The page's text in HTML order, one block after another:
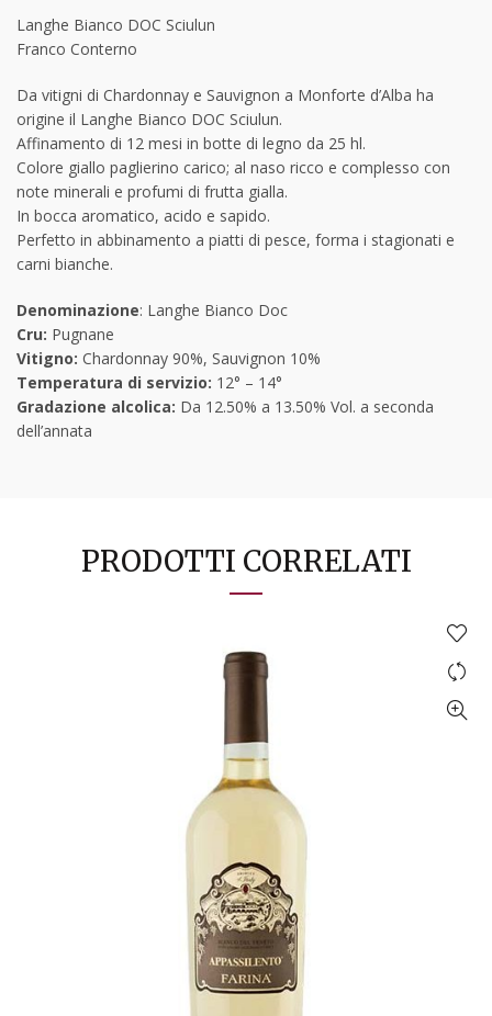
Langhe Bianco DOC Sciulun
Franco Conterno
Da vitigni di Chardonnay e Sauvignon a Monforte d’Alba ha
origine il Langhe Bianco DOC Sciulun.
Affinamento di 12 mesi in botte di legno da 25 hl.
Colore giallo paglierino carico; al naso ricco e complesso con
note minerali e profumi di frutta gialla.
In bocca aromatico, acido e sapido.
Perfetto in abbinamento a piatti di pesce, forma i stagionati e
carni bianche.
Denominazione: Langhe Bianco Doc
Cru: Pugnane
Vitigno: Chardonnay 90%, Sauvignon 10%
Temperatura di servizio: 12° – 14°
Gradazione alcolica: Da 12.50% a 13.50% Vol. a seconda
dell’annata
PRODOTTI CORRELATI